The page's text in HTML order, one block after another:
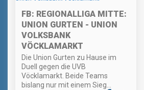
FB: REGIONALLIGA MITTE:
UNION GURTEN - UNION
VOLKSBANK
VÖCKLAMARKT
Die Union Gurten zu Hause im
Duell gegen die UVB
Vöcklamarkt. Beide Teams
bislang nur mit einem Sieg…